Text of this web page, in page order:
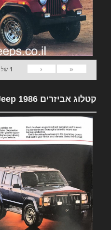
«
‹
1 של
קטלוג אביזרים Jeep 1986